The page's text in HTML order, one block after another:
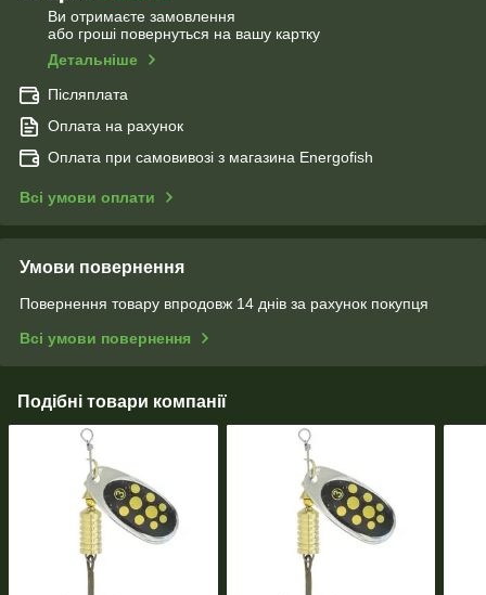
Ви отримаєте замовлення
або гроші повернуться на вашу картку
Детальніше
Післяплата
Оплата на рахунок
Оплата при самовивозі з магазина Energofish
Всі умови оплати
Умови повернення
Повернення товару впродовж 14 днів за рахунок покупця
Всі умови повернення
Подібні товари компанії